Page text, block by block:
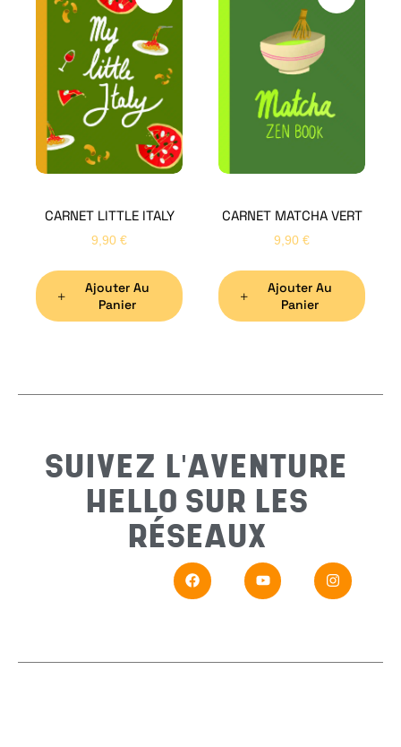
CARNET LITTLE ITALY
9,90 €
Ajouter Au
Panier
CARNET MATCHA VERT
9,90 €
Ajouter Au
Panier
SUIVEZ L'AVENTURE
HELLO SUR LES
RÉSEAUX